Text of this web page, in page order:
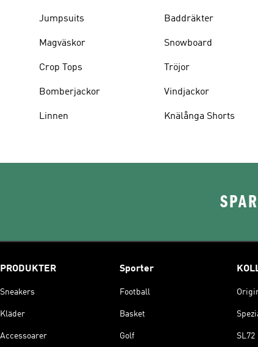
Jumpsuits
Magväskor
Crop Tops
Bomberjackor
Linnen
Baddräkter
Snowboard
Tröjor
Vindjackor
Knälånga Shorts
PRODUKTER
Sneakers
Kläder
Accessoarer
Sporter
Football
Basket
Golf SL72